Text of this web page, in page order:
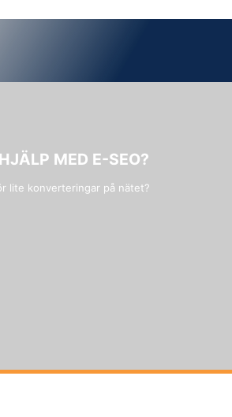
MED E-SEO?
lite konverteringar på nätet?